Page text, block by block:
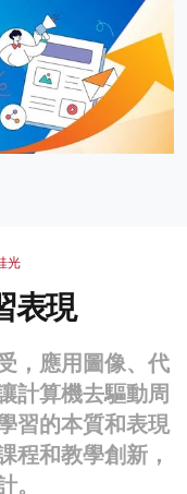
光
表現
，應用圖像、代
計算機去驅動周
習的本質和表現
程和教學創新，
。